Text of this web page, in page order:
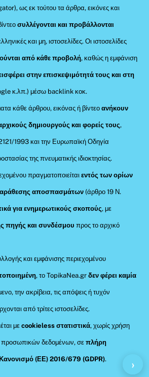
ως εκ τούτου τα άρθρα, εικόνες και
συλλέγονται και προβάλλονται
και μη, ιστοσελίδες. Οι ιστοσελίδες
από κάθε προβολή, καθώς η εμφάνιση
στην επισκεψιμότητά τους και στη
κ.λπ.) μέσω backlink κοκ.
κάθε άρθρου, εικόνας ή βίντεοανήκουν
δημιουργούς και φορείς τους,
1993 και την Ευρωπαϊκή Οδηγία
της πνευματικής ιδιοκτησίας.
πραγματοποιείταιεντός των ορίων
αποσπασμάτων (άρθρο 19 Ν.
για ενημερωτικούς σκοπούς, με
πηγής και συνδέσμου προς το αρχικό
και εμφάνισης περιεχομένου
, το TopikaNea.grδεν φέρει καμία
την ακρίβεια, τις απόψεις ή τυχόν
από τρίτες ιστοσελίδες.
μεcookieless στατιστικά, χωρίς χρήση
δεδομένων, σεπλήρη
(ΕΕ) 2016/679 (GDPR). ›